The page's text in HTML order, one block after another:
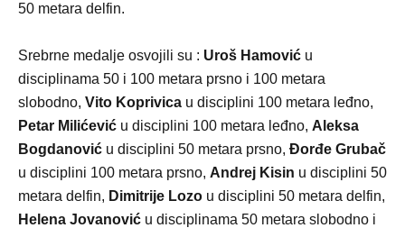
50 metara delfin.
Srebrne medalje osvojili su : Uroš Hamović u
disciplinama 50 i 100 metara prsno i 100 metara
slobodno, Vito Koprivica u disciplini 100 metara leđno,
Petar Milićević u disciplini 100 metara leđno, Aleksa
Bogdanović u disciplini 50 metara prsno, Đorđe Grubač
u disciplini 100 metara prsno, Andrej Kisin u disciplini 50
metara delfin, Dimitrije Lozo u disciplini 50 metara delfin,
Helena Jovanović u disciplinama 50 metara slobodno i